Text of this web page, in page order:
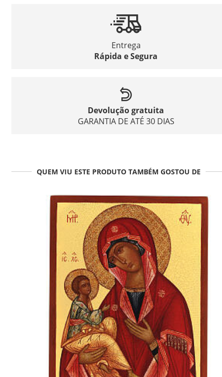
Entrega
Rápida e Segura
Devolução gratuita
GARANTIA DE ATÉ 30 DIAS
QUEM VIU ESTE PRODUTO TAMBÉM GOSTOU DE